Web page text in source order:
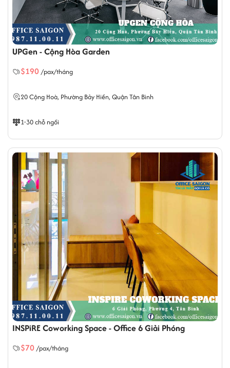
UPGen - Cộng Hòa Garden
$190 /pax/tháng
20 Cộng Hoà, Phường Bảy Hiền, Quận Tân Bình
1-30 chỗ ngồi
INSPiRE Coworking Space - Office 6 Giải Phóng
$70/pax/tháng